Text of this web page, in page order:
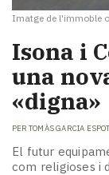
Imatge de l'immoble
Isona i
una
«digna»
PER TOMÀS GARCIA ESPOT
El futur
com religioses i